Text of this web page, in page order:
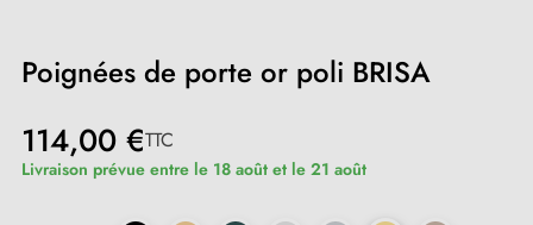
Poignées de porte or poli BRISA
114,00 €TTC
Livraison prévue entre le 18 août et le 21 août